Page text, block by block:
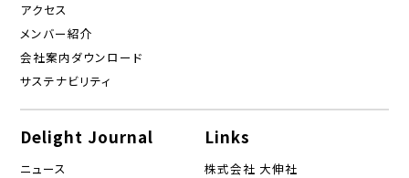
アクセス
メンバー紹介
会社案内ダウンロード
サステナビリティ
Delight Journal
ニュース
Links
株式会社 大伸社